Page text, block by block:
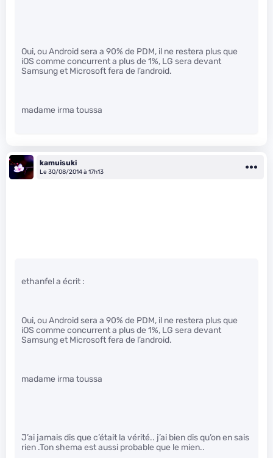
Oui, ou Android sera a 90% de PDM, il ne restera plus que
iOS comme concurrent a plus de 1%, LG sera devant
Samsung et Microsoft fera de l’android.
madame irma toussa
kamuisuki
Le 30/08/2014 à 17h13
ethanfel a écrit :
Oui, ou Android sera a 90% de PDM, il ne restera plus que
iOS comme concurrent a plus de 1%, LG sera devant
Samsung et Microsoft fera de l’android.
madame irma toussa
J’ai jamais dis que c’était la vérité.. j’ai bien dis qu’on en sais
rien .Ton shema est aussi probable que le mien..